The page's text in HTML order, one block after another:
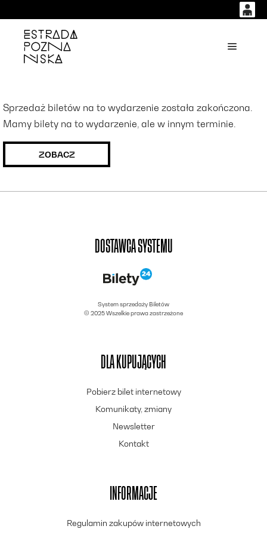
0,00
14 53
Sprzedaż biletów na to wydarzenie została zakończona.
Mamy bilety na to wydarzenie, ale w innym terminie.
ZOBACZ
DOSTAWCA SYSTEMU
System sprzedaży Biletów
© 2025 Wszelkie prawa zastrzeżone
DLA KUPUJĄCYCH
Pobierz bilet internetowy
Komunikaty, zmiany
Newsletter
Kontakt
INFORMACJE
Regulamin zakupów internetowych